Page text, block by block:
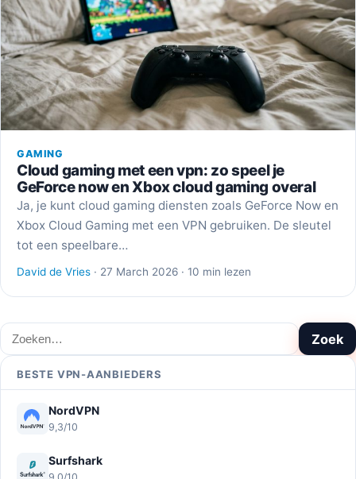
GAMING
Cloud gaming met een vpn: zo speel je
GeForce now en Xbox cloud gaming overal
Ja, je kunt cloud gaming diensten zoals GeForce Now en
Xbox Cloud Gaming met een VPN gebruiken. De sleutel
tot een speelbare…
David de Vries · 27 March 2026 · 10 min lezen
Zoeken Zoek
BESTE VPN-AANBIEDERS
NordVPN
9,3/10
Surfshark